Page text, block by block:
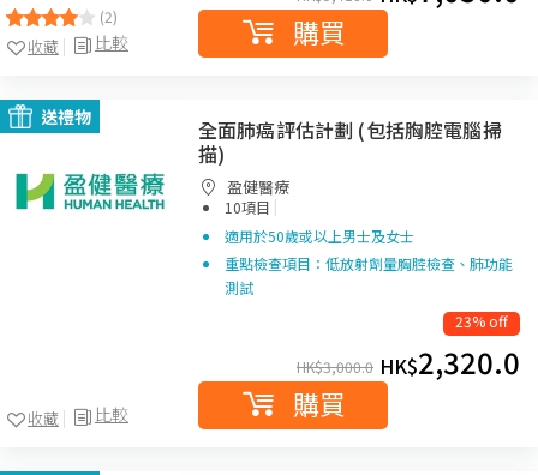
(2)
比較
收藏 購買
送禮物
比較
收藏
全面肺癌評估計劃 (包括胸腔電腦掃
描)
盈健醫療
10項目 |
適用於50歲或以上男士及女士
重點檢查項目：低放射劑量胸腔檢查、肺功能
測試
23% off
HK$3,000.0 HK$2,320.0
購買